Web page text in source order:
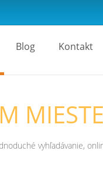
Blog Kontakt
MIESTE
vyhľadávanie,